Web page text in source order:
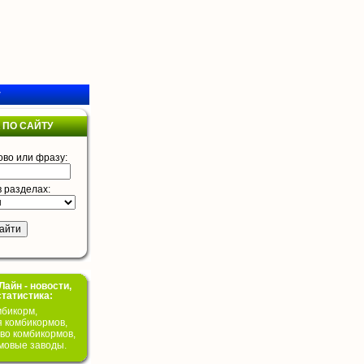
САЙТУ
или фразу:
разделах:
- новости,
комбикормов,
комбикормов,
заводы.